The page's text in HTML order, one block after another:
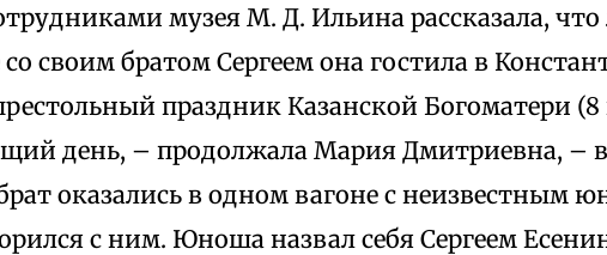
музея М. Д. Ильина рассказала, что
со своим братом Сергеем она гостила в
праздник Казанской Богоматери (8
день, – продолжала Мария Дмитриевна, –
оказались в одном вагоне с неизвестным
с ним. Юноша назвал себя Сергеем